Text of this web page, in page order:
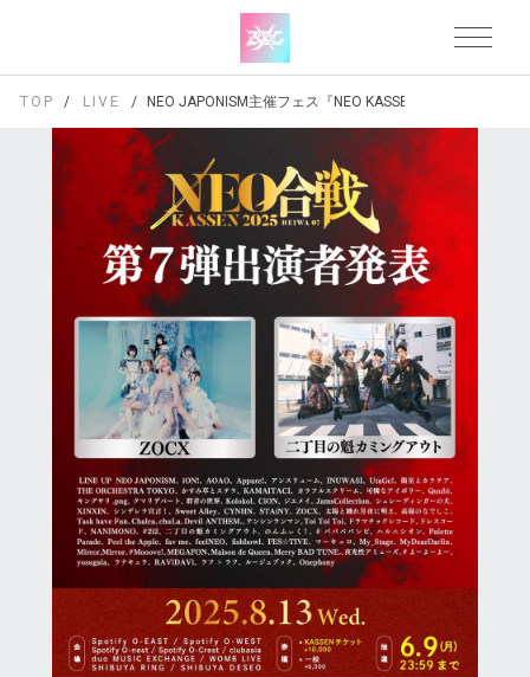
TOP LIVE NEO JAPONISM主催フェス『NEO KASSEN2025』